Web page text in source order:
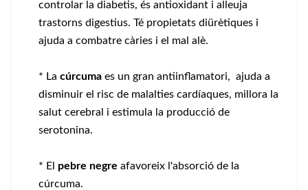
controlar la diabetis, és antioxidant i alleuja
trastorns digestius. Té propietats diürètiques i
ajuda a combatre càries i el mal alè.
* La cúrcuma es un gran antiinflamatori, ajuda a
disminuir el risc de malalties cardíaques, millora la
salut cerebral i estimula la producció de
serotonina.
* El pebre negre afavoreix l'absorció de la
cúrcuma.